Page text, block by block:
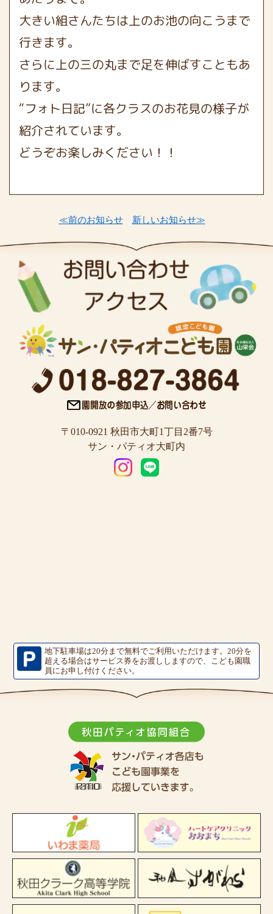
大きい組さんたちは上のお池の向こうまで
行きます。
さらに上の三の丸まで足を伸ばすこともあ
ります。
“フォト日記”に各クラスのお花見の様子が
紹介されています。
どうぞお楽しみください！！
≪前のお知らせ 新しいお知らせ≫
〒010-0921 秋田市大町1丁目2番7号
サン・パティオ大町内
地下駐車場は20分まで無料でご利用いただけます。20分を
超える場合はサービス券をお渡ししますので、こども園職
員にお申し付けください。